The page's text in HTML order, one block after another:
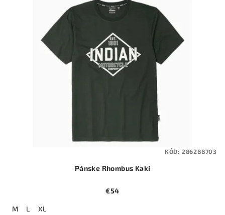
Pánske Rhombus Kaki
€54
M L
XL
KÓD: 286288703